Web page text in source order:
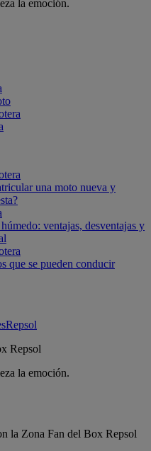
la emoción.
una moto nueva y
ventajas, desventajas y
que se pueden conducir
Repsol
la emoción.
la Zona Fan del Box Repsol